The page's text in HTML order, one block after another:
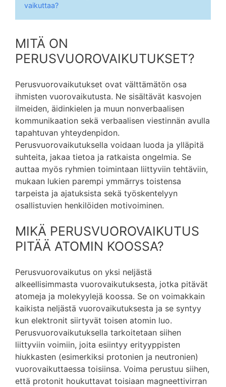
vaikuttaa?
MITÄ ON
PERUSVUOROVAIKUTUKSET?
Perusvuorovaikutukset ovat välttämätön osa
ihmisten vuorovaikutusta. Ne sisältävät kasvojen
ilmeiden, äidinkielen ja muun nonverbaalisen
kommunikaation sekä verbaalisen viestinnän avulla
tapahtuvan yhteydenpidon.
Perusvuorovaikutuksella voidaan luoda ja ylläpitä
suhteita, jakaa tietoa ja ratkaista ongelmia. Se
auttaa myös ryhmien toimintaan liittyviin tehtäviin,
mukaan lukien parempi ymmärrys toistensa
tarpeista ja ajatuksista sekä työskentelyyn
osallistuvien henkilöiden motivoiminen.
MIKÄ PERUSVUOROVAIKUTUS
PITÄÄ ATOMIN KOOSSA?
Perusvuorovaikutus on yksi neljästä
alkeellisimmasta vuorovaikutuksesta, jotka pitävät
atomeja ja molekyylejä koossa. Se on voimakkain
kaikista neljästä vuorovaikutuksesta ja se syntyy
kun elektronit siirtyvät toisen atomin luo.
Perusvuorovaikutuksella tarkoitetaan siihen
liittyviin voimiin, joita esiintyy erityyppisten
hiukkasten (esimerkiksi protonien ja neutronien)
vuorovaikuttaessa toisiinsa. Voima perustuu siihen,
että protonit houkuttavat toisiaan magneettivirran